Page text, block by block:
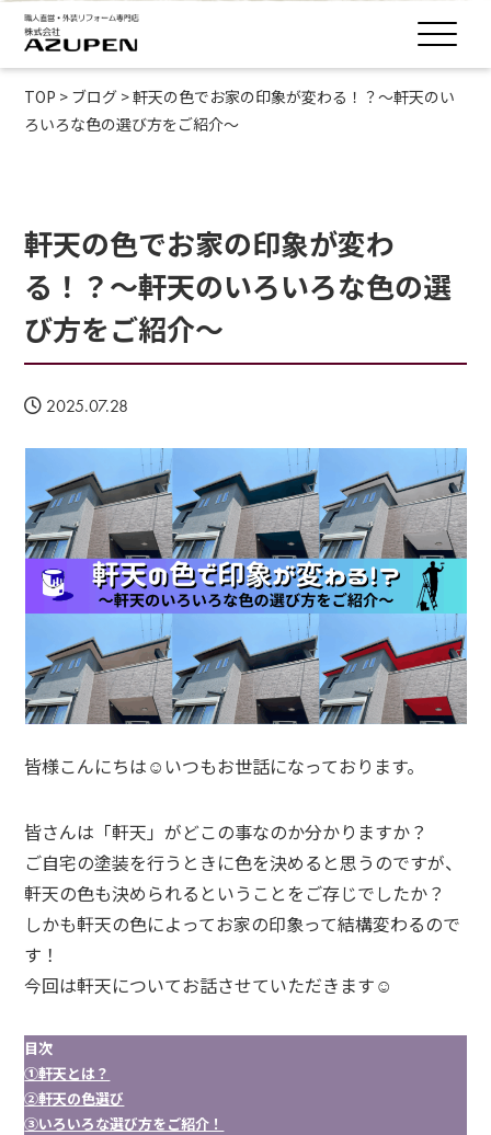
TOP > ブログ >軒天の色でお家の印象が変わる！？～軒天のい
ろいろな色の選び方をご紹介～
軒天の色でお家の印象が変わ
る！？～軒天のいろいろな色の選
び方をご紹介～
2025.07.28
皆様こんにちは☺いつもお世話になっております。
皆さんは「軒天」がどこの事なのか分かりますか？
ご自宅の塗装を行うときに色を決めると思うのですが、
軒天の色も決められるということをご存じでしたか？
しかも軒天の色によってお家の印象って結構変わるので
す！
今回は軒天についてお話させていただきます☺
目次
①軒天とは？
②軒天の色選び
③いろいろな選び方をご紹介！